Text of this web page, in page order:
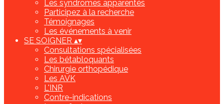
Les syndromes apparentés
Participez à la recherche
Témoignages
Les événements à venir
SE SOIGNER ▴▾
Consultations spécialisées
Les bétabloquants
Chirurgie orthopédique
Les AVK
L'INR
Contre-indications